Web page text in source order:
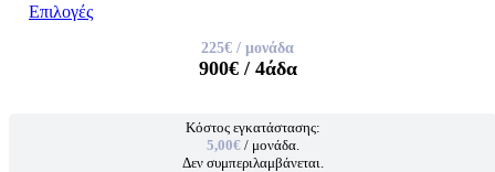
Επιλογές
225€ / μονάδα
900€/ 4άδα
Κόστος εγκατάστασης:
5,00€ / μονάδα.
Δεν συμπεριλαμβάνεται.